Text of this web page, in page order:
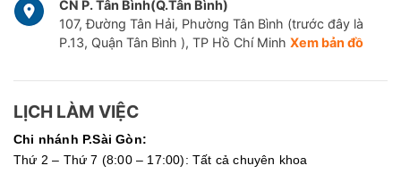
CN P. Tân Bình(Q.Tân Bình)
107, Đường Tân Hải, Phường Tân Bình (trước đây là
P.13, Quận Tân Bình ), TP Hồ Chí Minh Xem bản đồ
LỊCH LÀM VIỆC
Chi nhánh P.Sài Gòn:
Thứ 2 – Thứ 7 (8:00 – 17:00): Tất cả chuyên khoa